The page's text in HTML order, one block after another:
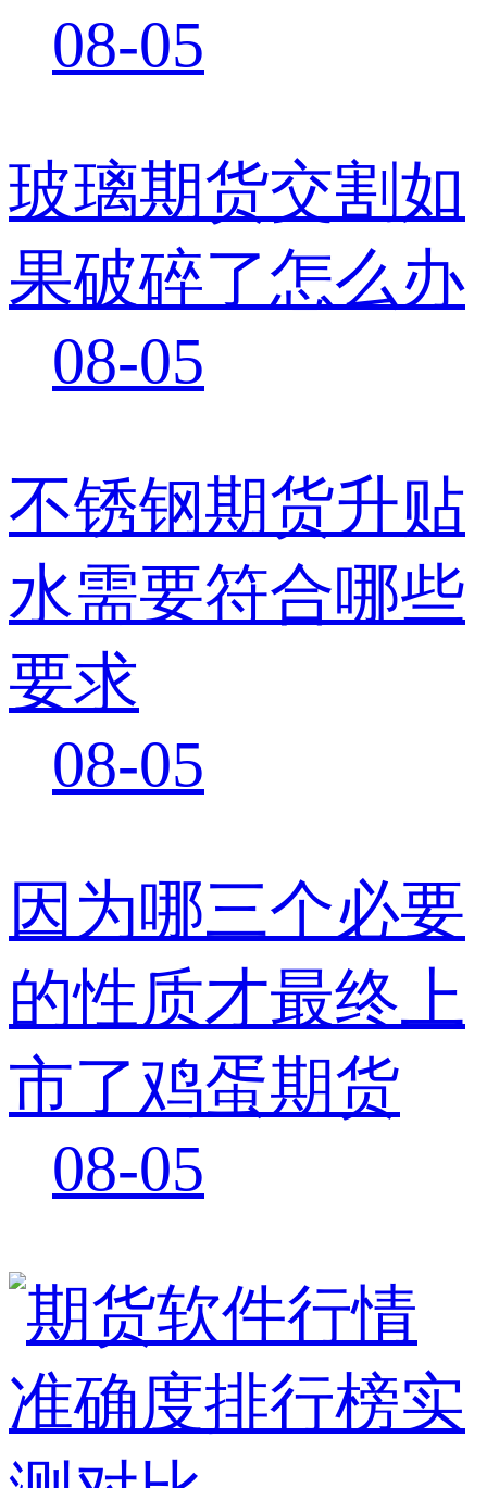
08-05
玻璃期货交割如
果破碎了怎么办
08-05
不锈钢期货升贴
水需要符合哪些
要求
08-05
因为哪三个必要
的性质才最终上
市了鸡蛋期货
08-05